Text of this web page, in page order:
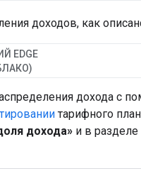
доходов, как
EDGE
дохода с
тарифного
дохода» и в разделе